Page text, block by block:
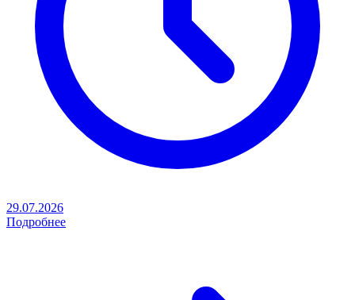
29.07.2026
Подробнее